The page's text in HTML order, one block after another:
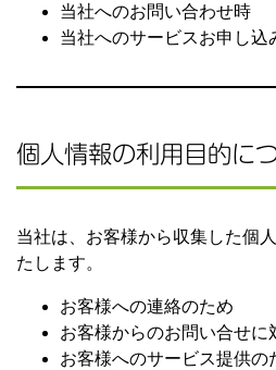
当社へのお問い合わせ時
当社へのサービスお申し込
個人情報の利用目的に
当社は、お客様から収集した個
たします。
お客様への連絡のため
お客様からのお問い合せに
お客様へのサービス提供の